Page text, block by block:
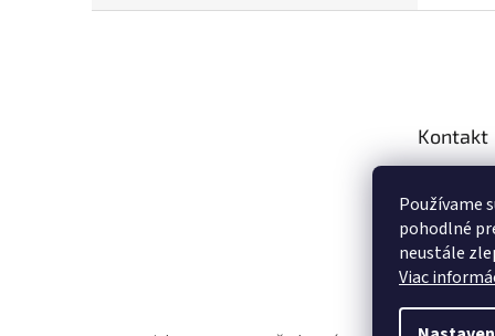
Používame
pohodlné
neustále
Viac
Kontakt
+421
za.sk